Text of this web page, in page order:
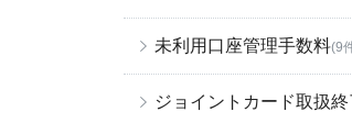
未利用口座管理手数料(9
ジョイントカード取扱終